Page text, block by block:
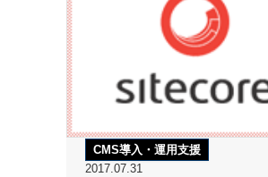
CMS導入・運用支援
2017.07.31